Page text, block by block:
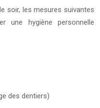
soir, les mesures suivantes
une hygiène personnelle
des dentiers)